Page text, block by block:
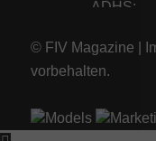
© FIV Magazine |
vorbehalten.
Models